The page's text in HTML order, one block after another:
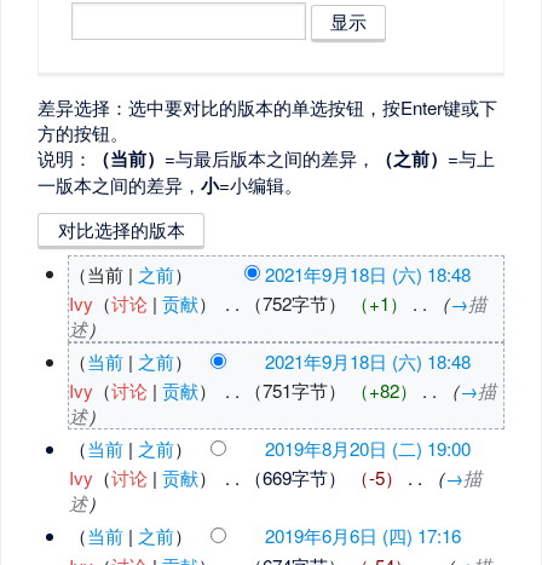
差异选择：选中要对比的版本的单选按钮，按Enter键或下
方的按钮。
说明：
（当前） =与最后版本之间的差异， （之前） =与上
一版本之间的差异，小=小编辑。
（当前 | 之前）
2021年9月18日 (六) 18:48
Ivy （讨论| 贡献） . . （752字节） （+1） . . （→描
述）
（当前| 之前）
2021年9月18日 (六) 18:48
Ivy （讨论| 贡献） . . （751字节） （+82） . . （→描
述）
（当前| 之前）
2019年8月20日 (二) 19:00
Ivy （讨论| 贡献） . . （669字节） （-5） . . （→描
述）
（当前| 之前）
2019年6月6日 (四) 17:16